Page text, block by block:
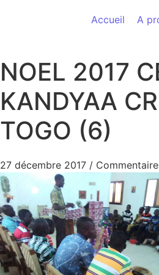
Accueil
A
NOEL 2017
KANDYAA
TOGO (6)
27 décembre 2017 /